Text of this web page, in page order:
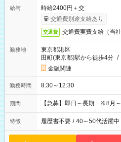
給与
時給2400円＋交
交通費別途支給あり
交通費 交通費実費支給（当社
勤務地
東京都港区
田町(東京都)駅から徒歩4分 /
金融関連
勤務時間 8:30～12:30
期間 【急募】即日～長期 ※8月～
特徴 履歴書不要 / 40～50代活躍中